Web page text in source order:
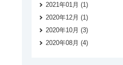
2021年01月 (1)
2020年12月 (1)
2020年10月 (3)
2020年08月 (4)